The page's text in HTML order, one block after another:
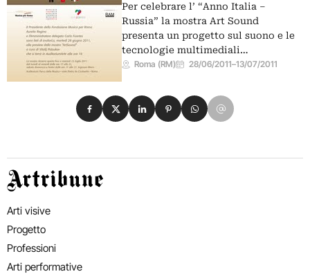
Per celebrare l’ “Anno Italia –
Russia” la mostra Art Sound
presenta un progetto sul suono e le
tecnologie multimediali…
Roma (RM) 28/06/2011–13/07/2011
Condividi su Facebook
Condividi su X
Condividi su LinkedIn
Condividi su Pinterest
Condividi su WhatsApp
Condividi su Email
Artribune
Arti visive
Progetto
Professioni
Arti performative